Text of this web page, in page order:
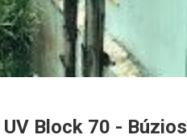
Block 70 - Búzios